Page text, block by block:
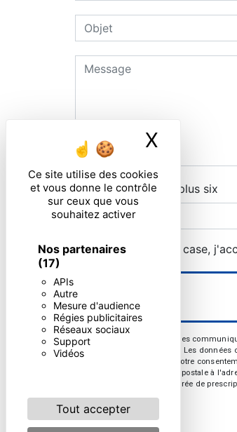
Ce site utilise des cookies
et vous donne le contrôle
sur ceux que vous
souhaitez activer
Nos partenaires
(17)
APIs
Autre
Mesure d'audience
Régies publicitaires
Réseaux sociaux
Support
Vidéos
Tout accepter
X
Combien font neuf plus six
En cochant cette case,
** Les données personnelles
répondre à votre message. Les
d’opposition, de retrait de votre
exercer ces droits par voie postale à
contact puis pendant la durée de